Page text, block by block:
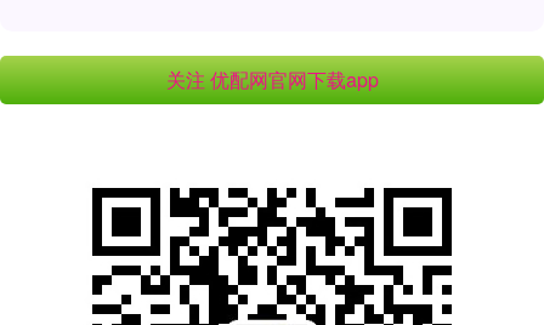
关注 优配网官网下载app